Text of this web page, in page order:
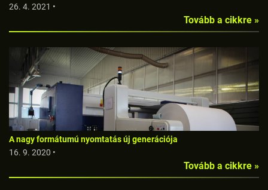
26. 4. 2021 •
Tovább a cikkre »
A nagy formátumú nyomtatás új generációja
16. 9. 2020 •
Tovább a cikkre »